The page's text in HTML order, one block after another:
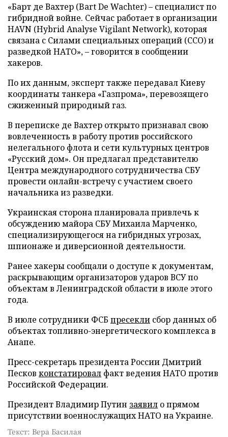
«Барт де Вахтер (Bart De Wachter) – специалист по
гибридной войне. Сейчас работает в организации
HAVN (Hybrid Analyse Vigilant Network), которая
связана с Силами специальных операций (ССО) и
разведкой НАТО», – говорится в сообщении
хакеров.
По их данным, эксперт также передавал Киеву
координаты танкера «Газпрома», перевозящего
сжиженный природный газ.
В переписке де Вахтер открыто признавал свою
вовлеченность в работу против российского
нелегального флота и сети культурных центров
«Русский дом». Он предлагал представителю
Центра международного сотрудничества СБУ
провести онлайн-встречу с участием своего
начальника из разведки.
Украинская сторона планировала привлечь к
обсуждению майора СБУ Михаила Марченко,
специализирующегося на гибридных угрозах,
шпионаже и диверсионной деятельности.
Ранее хакеры сообщали о доступе к документам,
раскрывающим организаторов ударов ВСУ по
объектам в Ленинградской области в июле этого
года.
В июле сотрудники ФСБ пресекли сбор данных об
объектах топливно-энергетического комплекса в
Анапе.
Пресс-секретарь президента России Дмитрий
Песков констатировал факт ведения НАТО против
Российской Федерации.
Президент Владимир Путин заявил о прямом
присутствии военнослужащих НАТО на Украине.
Текст: Вера Басилая